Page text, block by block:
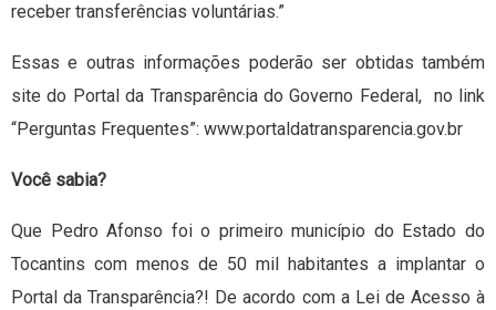
receber transferências voluntárias.”
Essas e outras informações poderão ser obtidas também
site do Portal da Transparência do Governo Federal, no link
“Perguntas Frequentes”: www.portaldatransparencia.gov.br
Você sabia?
Que Pedro Afonso foi o primeiro município do Estado do
Tocantins com menos de 50 mil habitantes a implantar o
Portal da Transparência?! De acordo com a Lei de Acesso à